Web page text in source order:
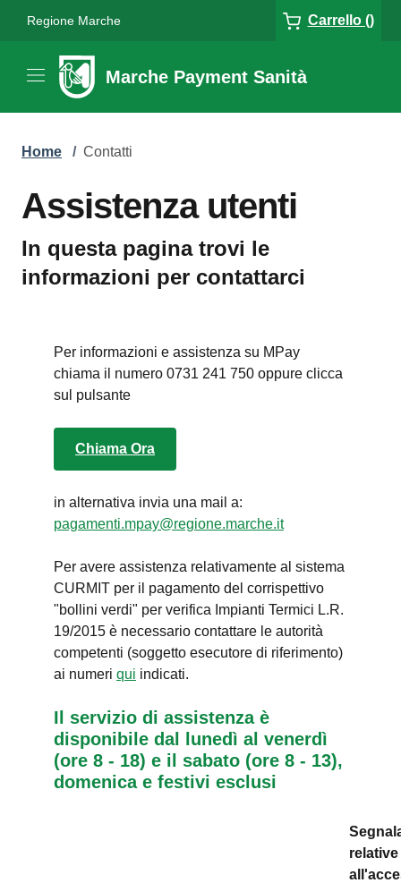
Regione Marche Carrello ()
Marche Payment Sanità
Home / Contatti
Assistenza utenti
In questa pagina trovi le
informazioni per contattarci
Per informazioni e assistenza su MPay
chiama il numero 0731 241 750 oppure clicca
sul pulsante
Chiama Ora
in alternativa invia una mail a:
pagamenti.mpay@regione.marche.it
Per avere assistenza relativamente al sistema
CURMIT per il pagamento del corrispettivo
"bollini verdi" per verifica Impianti Termici L.R.
19/2015 è necessario contattare le autorità
competenti (soggetto esecutore di riferimento)
ai numeri qui indicati.
Il servizio di assistenza è
disponibile dal lunedì al venerdì
(ore 8 - 18) e il sabato (ore 8 - 13),
domenica e festivi esclusi
relative